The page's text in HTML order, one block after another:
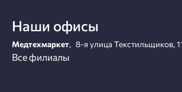
Наши офисы
Медтехмаркет, 8-я улица Текстильщиков,
Все филиалы